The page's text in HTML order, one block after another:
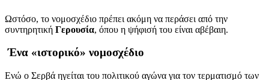
Ωστόσο, το νομοσχέδιο πρέπει ακόμη να περάσει από την
συντηρητική Γερουσία, όπου η ψήφισή του είναι αβέβαιη.
Ένα «ιστορικό» νομοσχέδιο
Ενώ ο Σερβά ηγείται του πολιτικού αγώνα για τον τερματισμό των